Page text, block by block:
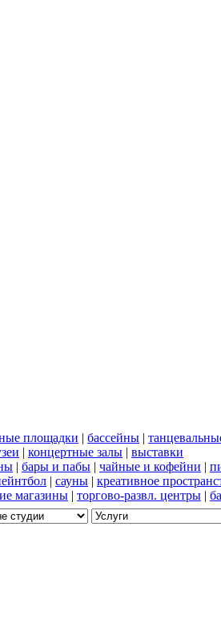
площадки | бассейны |
| концертные залы | выставки
| бары и пабы | чайные и кофейни |
| сауны | креативное
магазины | торгово-развл. центры |